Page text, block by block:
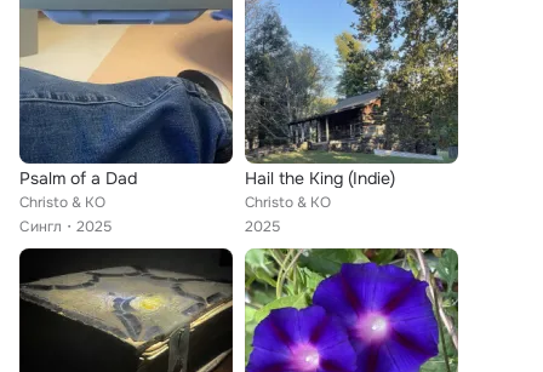
Psalm of a Dad
Christo & KO
Сингл
2025
Hail the King (Indie)
Christo & KO
2025